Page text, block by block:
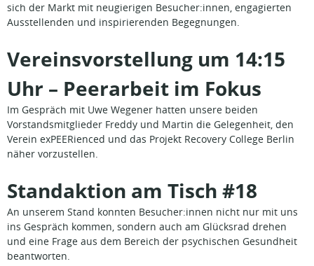
sich der Markt mit neugierigen Besucher:innen, engagierten
Ausstellenden und inspirierenden Begegnungen.
Vereinsvorstellung um 14:15
Uhr – Peerarbeit im Fokus
Im Gespräch mit Uwe Wegener hatten unsere beiden
Vorstandsmitglieder Freddy und Martin die Gelegenheit, den
Verein exPEERienced und das Projekt Recovery College Berlin
näher vorzustellen.
Standaktion am Tisch #18
An unserem Stand konnten Besucher:innen nicht nur mit uns
ins Gespräch kommen, sondern auch am Glücksrad drehen
und eine Frage aus dem Bereich der psychischen Gesundheit
beantworten.